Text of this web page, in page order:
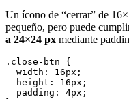
Un ícono de “cerrar” de
pequeño, pero puede
a 24×24 px mediante
.close-btn {
  width: 16px;
  height: 16px;
  padding: 4px;